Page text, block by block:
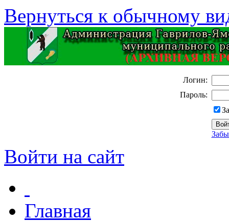
Вернуться к обычному
Логин:
Пароль:
Войти на сайт
Главная